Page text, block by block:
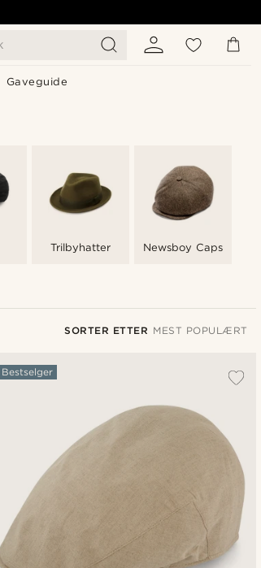
Gaveguide
Trilbyhatter Newsboy Caps
SORTER ETTER MEST POPULÆRT
Laveste pris
Høyeste pris
Bestselger